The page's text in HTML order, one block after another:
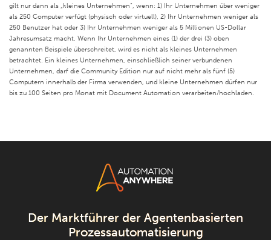
gilt nur dann als „kleines Unternehmen“, wenn: 1) Ihr Unternehmen über weniger
als 250 Computer verfügt (physisch oder virtuell), 2) Ihr Unternehmen weniger als
250 Benutzer hat oder 3) Ihr Unternehmen weniger als 5 Millionen US-Dollar
Jahresumsatz macht. Wenn Ihr Unternehmen eines (1) der drei (3) oben
genannten Beispiele überschreitet, wird es nicht als kleines Unternehmen
betrachtet. Ein kleines Unternehmen, einschließlich seiner verbundenen
Unternehmen, darf die Community Edition nur auf nicht mehr als fünf (5)
Computern innerhalb der Firma verwenden, und kleine Unternehmen dürfen nur
bis zu 100 Seiten pro Monat mit Document Automation verarbeiten/hochladen.
Der Marktführer der Agentenbasierten
Prozessautomatisierung